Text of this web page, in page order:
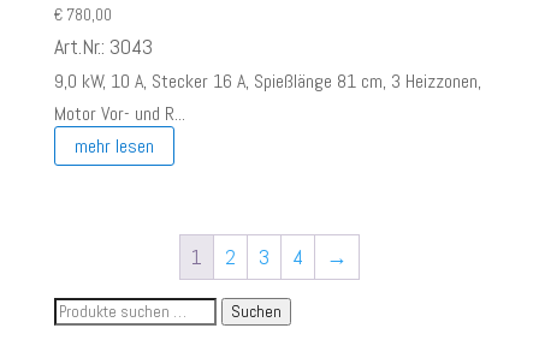
€780,00
Art.Nr.: 3043
9,0 kW, 10 A, Stecker 16 A, Spießlänge 81 cm, 3 Heizzonen,
Motor Vor- und R...
mehr lesen
1 2 3 4
→
Suche
Suchen